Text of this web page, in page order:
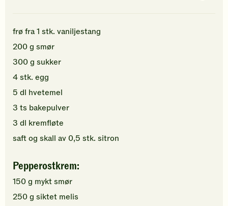
frø fra1 stk. vaniljestang
200g smør
300g sukker
4stk. egg
5 dl hvetemel
3 ts bakepulver
3 dl kremfløte
saft og skall av 0,5 stk. sitron
Pepperostkrem:
150g myktsmør
250g siktet melis